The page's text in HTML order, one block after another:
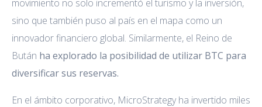
movimiento no solo incrementó el turismo y la inversión,
sino que también puso al país en el mapa como un
innovador financiero global. Similarmente, el Reino de
Bután ha explorado la posibilidad de utilizar BTC para
diversificar sus reservas.
En el ámbito corporativo, MicroStrategy ha invertido miles